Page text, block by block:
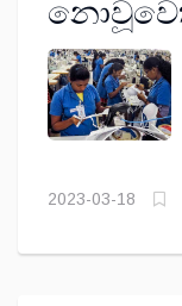
අබැටක්
2023-03-18